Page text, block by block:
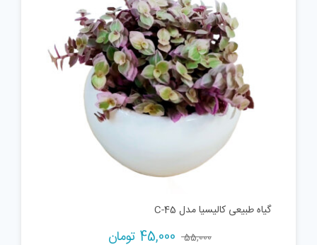
گیاه طبیعی کالیسیا مدل C-45
55,000
45,000 تومان